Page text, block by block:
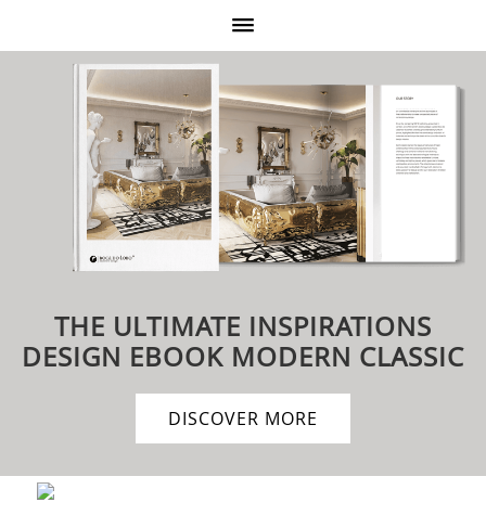
THE ULTIMATE INSPIRATIONS
DESIGN EBOOK MODERN CLASSIC
DISCOVER MORE